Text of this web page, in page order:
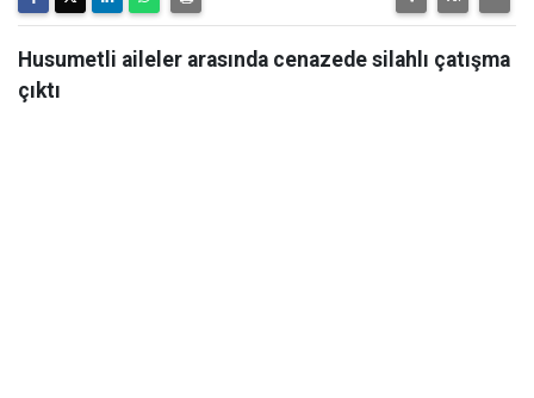
Husumetli aileler arasında cenazede silahlı çatışma
çıktı